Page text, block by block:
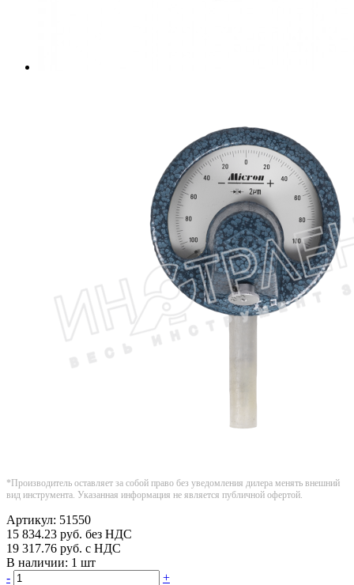
*Производитель оставляет за собой право без уведомления дилера менять внешний
вид инструмента. Указанная информация не является публичной офертой.
Артикул: 51550
15 834.23 руб. без НДС
19 317.76 руб. с НДС
В наличии: 1 шт
-
+